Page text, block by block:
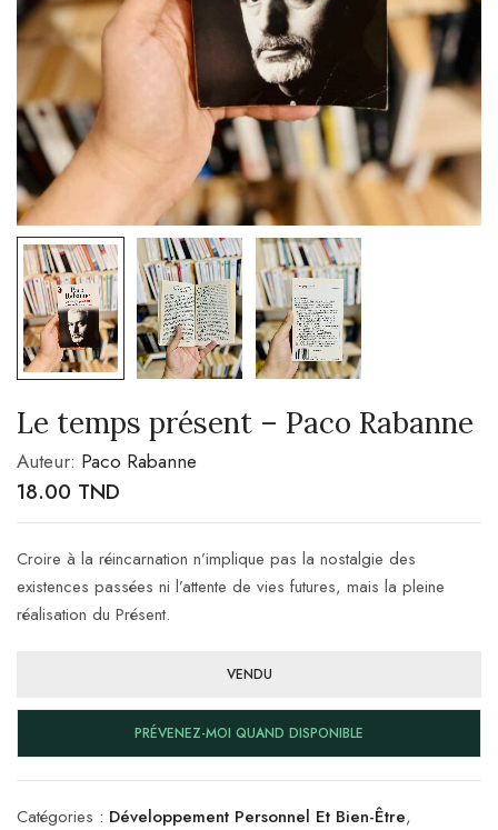
Le temps présent – Paco Rabanne
Auteur: Paco Rabanne
18.00 TND
Croire à la réincarnation n’implique pas la nostalgie des
existences passées ni l’attente de vies futures, mais la pleine
réalisation du Présent.
VENDU
PRÉVENEZ-MOI QUAND DISPONIBLE
Catégories : Développement Personnel Et Bien-Être,